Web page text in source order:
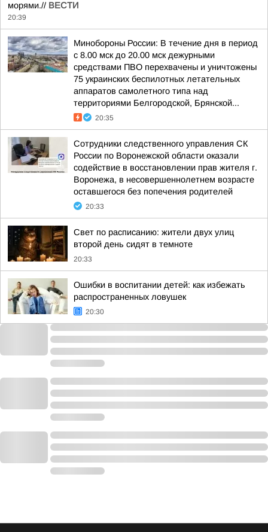
морями.// ВЕСТИ
20:39
Минобороны России: В течение дня в период
с 8.00 мск до 20.00 мск дежурными
средствами ПВО перехвачены и уничтожены
75 украинских беспилотных летательных
аппаратов самолетного типа над
территориями Белгородской, Брянской...
20:35
Сотрудники следственного управления СК
России по Воронежской области оказали
содействие в восстановлении прав жителя г.
Воронежа, в несовершеннолетнем возрасте
оставшегося без попечения родителей
20:33
Свет по расписанию: жители двух улиц
второй день сидят в темноте
20:33
Ошибки в воспитании детей: как избежать
распространенных ловушек
20:30